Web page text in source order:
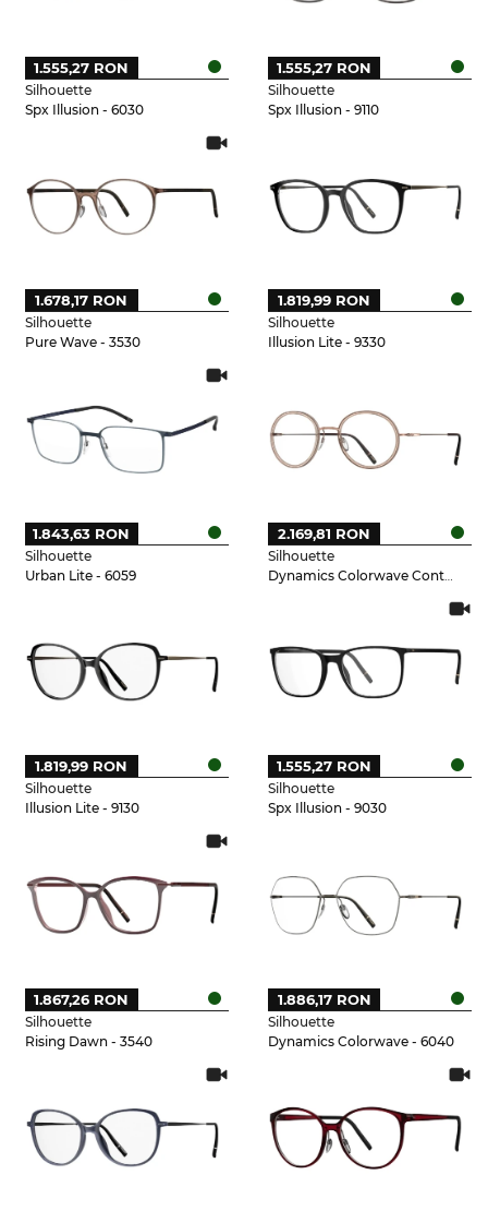
Silhouette
Spx Illusion - 6030
1.555,27 RON
Silhouette
Spx Illusion - 9110
1.555,27 RON
Silhouette
Pure Wave - 3530
1.678,17 RON
Silhouette
Illusion Lite - 9330
1.819,99 RON
Silhouette
Urban Lite - 6059
1.843,63 RON
Silhouette
Dynamics Colorwave Contour - 3530
2.169,81 RON
Silhouette
Illusion Lite - 9130
1.819,99 RON
Silhouette
Spx Illusion - 9030
1.555,27 RON
Silhouette
Rising Dawn - 3540
1.867,26 RON
Silhouette
Dynamics Colorwave - 6040
1.886,17 RON